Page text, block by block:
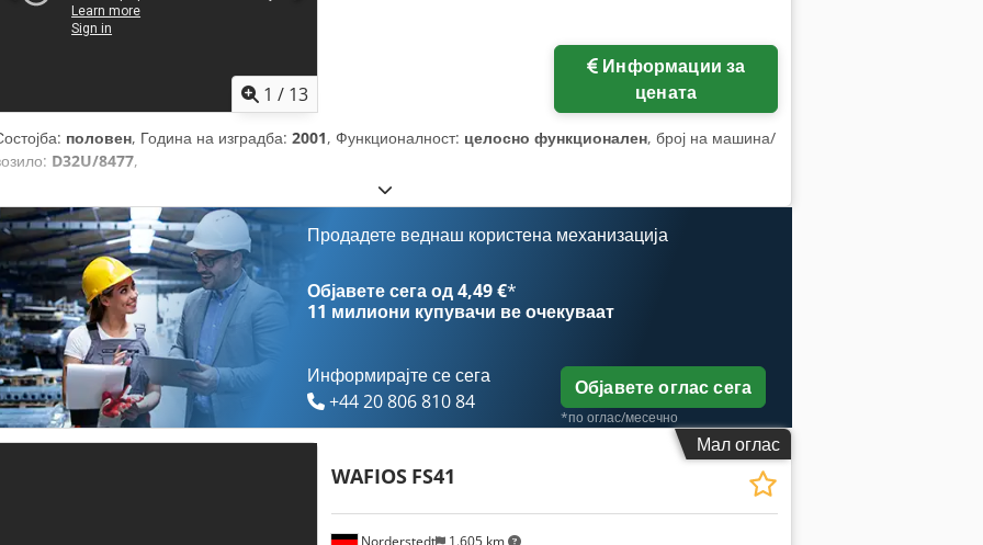
1 / 13
цената
половен, Година на изградба: 2001, Функционалност: целосно функционален, број на машина/
D32U/8477,
Продадете веднаш користена механизација
Објавете сега од 4,49 €*
11 милиони купувачи ве очекуваат
Информирајте се сега
+44 20 806 810 84
Објавете оглас сега
*по оглас/месечно
Мал оглас
WAFIOS FS41